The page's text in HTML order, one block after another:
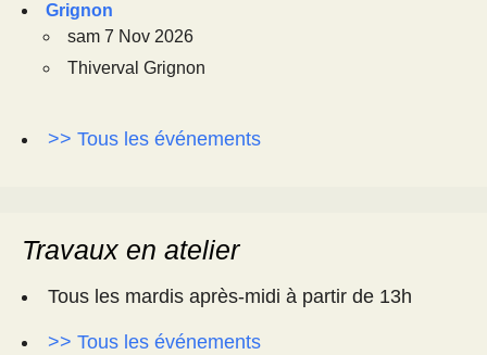
Grignon
sam 7 Nov 2026
Thiverval Grignon
>> Tous les événements
Travaux en atelier
Tous les mardis après-midi à partir de 13h
>> Tous les événements